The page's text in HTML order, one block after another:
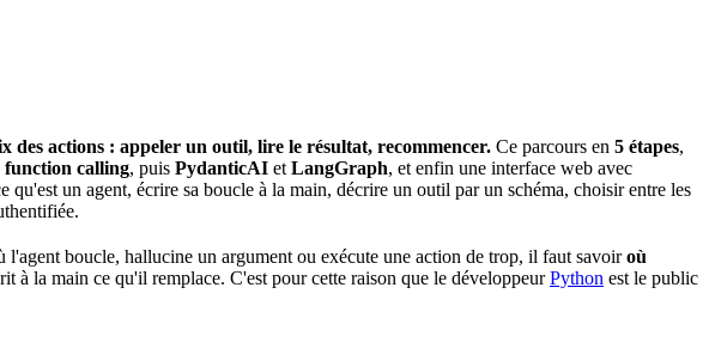
des actions : appeler un outil, lire le résultat, recommencer. Ce parcours en 5 étapes,
function calling, puis PydanticAI et LangGraph, et enfin une interface web avec
un agent, écrire sa boucle à la main, décrire un outil par un schéma, choisir entre les
l'agent boucle, hallucine un argument ou exécute une action de trop, il faut savoiroù
à la main ce qu'il remplace. C'est pour cette raison que le développeurPython est le public